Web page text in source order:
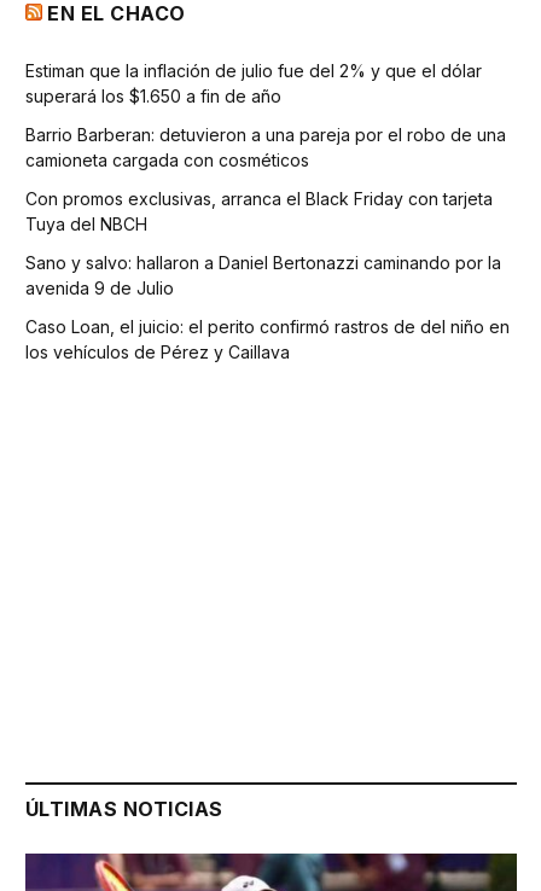
EN EL CHACO
Estiman que la inflación de julio fue del 2% y que el dólar
superará los $1.650 a fin de año
Barrio Barberan: detuvieron a una pareja por el robo de una
camioneta cargada con cosméticos
Con promos exclusivas, arranca el Black Friday con tarjeta
Tuya del NBCH
Sano y salvo: hallaron a Daniel Bertonazzi caminando por la
avenida 9 de Julio
Caso Loan, el juicio: el perito confirmó rastros de del niño en
los vehículos de Pérez y Caillava
ÚLTIMAS NOTICIAS